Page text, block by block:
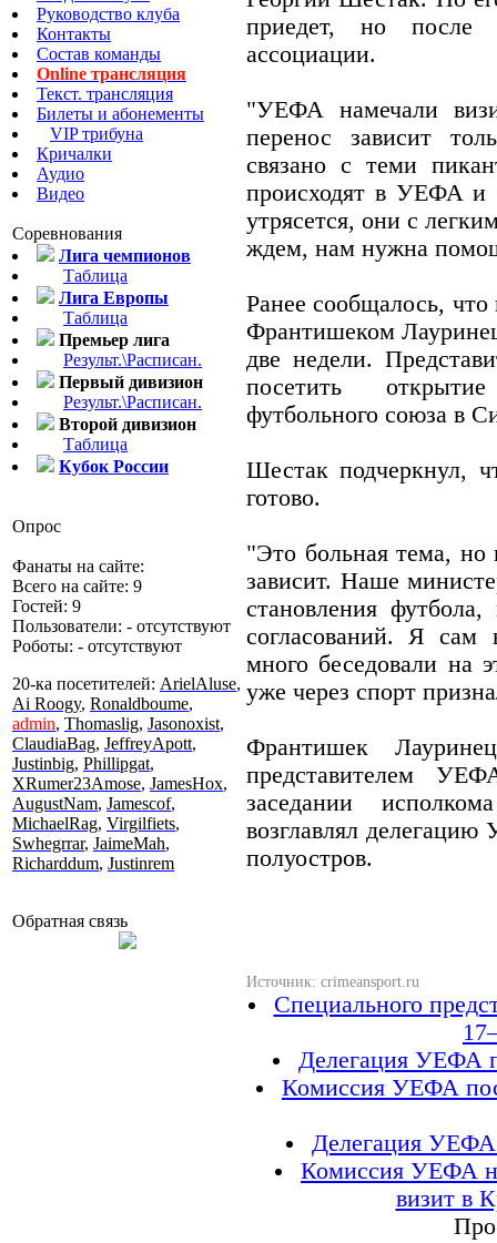
Руководство клуба
Контакты
Состав команды
Online трансляция
Текст. трансляция
Билеты и абонементы
VIP трибуна
Кричалки
Аудио
Видео
Соревнования
Лига чемпионов
Таблица
Лига Европы
Таблица
Премьер лига
Результ.\Расписан.
Первый дивизион
Результ.\Расписан.
Второй дивизион
Таблица
Кубок России
Опрос
Фанаты на сайте:
Всего на сайте: 9
Гостей: 9
Пользователи: - отсутствуют
Роботы: - отсутствуют
20-ка посетителей: ArielAluse,
Ai Roogy, Ronaldboume,
admin, Thomaslig, Jasonoxist,
ClaudiaBag, JeffreyApott,
Justinbig, Phillipgat,
XRumer23Amose, JamesHox,
AugustNam, Jamescof,
MichaelRag, Virgilfiets,
Swhegrrar, JaimeMah,
Richarddum, Justinrem
Обратная связь
приедет, но после
ассоциации.
"УЕФА намечали
перенос зависит
связано с теми
происходят в УЕФА
утрясется, они с
ждем, нам нужна
Ранее сообщалось,
Франтишеком
две недели.
посетить
футбольного союза в
Шестак подчеркнул,
готово.
"Это больная тема, но
зависит. Наше
становления
согласований. Я сам
много беседовали на
уже через спорт
Франтишек
представителем
заседании
возглавлял
полуостров.
Источник: crimeansport.ru
Специального
Делегация УЕФА
Комиссия УЕФА
Делегация УЕФА
Комиссия УЕФА
визит в